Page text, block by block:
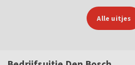
Alle uitjes